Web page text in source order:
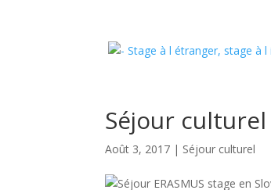
Séjour
Août 3, 2017 | Séjour culturel